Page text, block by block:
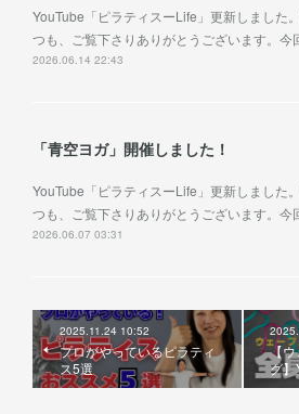
YouTube「ピラティスーLife」更新しました
つも、ご覧下さりありがとうございます。今
2026.06.14 22:43
「青空ヨガ」開催しました！
YouTube「ピラティスーLife」更新しました
つも、ご覧下さりありがとうございます。今
2026.06.07 03:31
2025.11.24 10:52
プロがやっているピラティ
ス5選
【ウ
グ